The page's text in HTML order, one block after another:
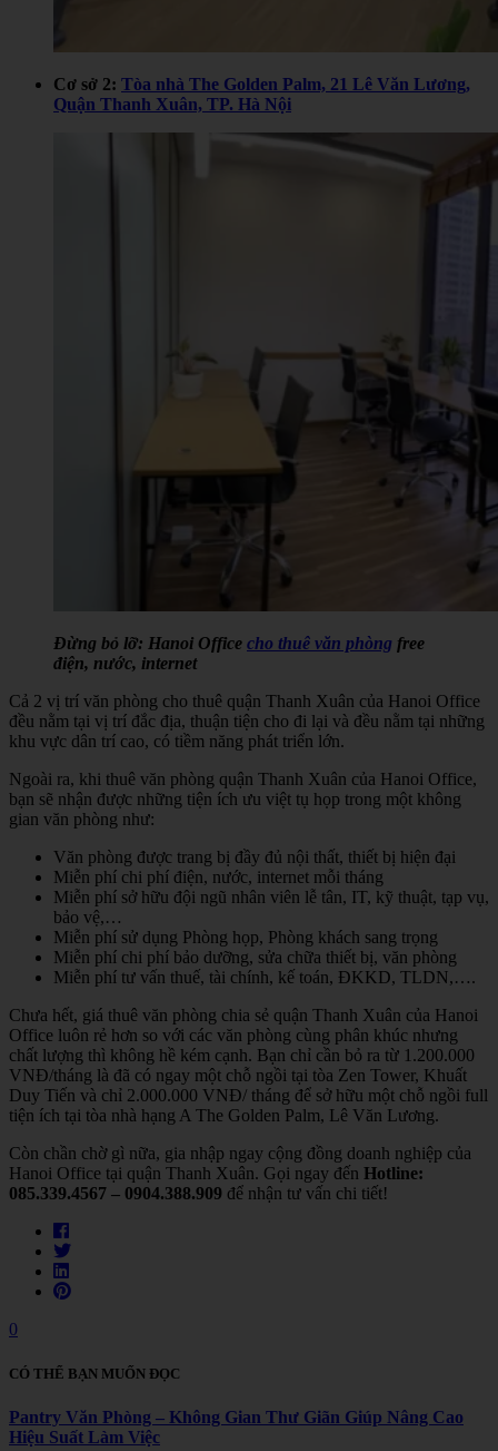
Cơ sở 2: Tòa nhà The Golden Palm, 21 Lê Văn Lương,
Quận Thanh Xuân, TP. Hà Nội
Đừng bỏ lỡ: Hanoi Office cho thuê văn phòng free
điện, nước, internet
Cả 2 vị trí văn phòng cho thuê quận Thanh Xuân của Hanoi Office
đều nằm tại vị trí đắc địa, thuận tiện cho đi lại và đều nằm tại những
khu vực dân trí cao, có tiềm năng phát triển lớn.
Ngoài ra, khi thuê văn phòng quận Thanh Xuân của Hanoi Office,
bạn sẽ nhận được những tiện ích ưu việt tụ họp trong một không
gian văn phòng như:
Văn phòng được trang bị đầy đủ nội thất, thiết bị hiện đại
Miễn phí chi phí điện, nước, internet mỗi tháng
Miễn phí sở hữu đội ngũ nhân viên lễ tân, IT, kỹ thuật, tạp vụ,
bảo vệ,…
Miễn phí sử dụng Phòng họp, Phòng khách sang trọng
Miễn phí chi phí bảo dưỡng, sửa chữa thiết bị, văn phòng
Miễn phí tư vấn thuế, tài chính, kế toán, ĐKKD, TLDN,….
Chưa hết, giá thuê văn phòng chia sẻ quận Thanh Xuân của Hanoi
Office luôn rẻ hơn so với các văn phòng cùng phân khúc nhưng
chất lượng thì không hề kém cạnh. Bạn chỉ cần bỏ ra từ 1.200.000
VNĐ/tháng là đã có ngay một chỗ ngồi tại tòa Zen Tower, Khuất
Duy Tiến và chỉ 2.000.000 VNĐ/ tháng để sở hữu một chỗ ngồi full
tiện ích tại tòa nhà hạng A The Golden Palm, Lê Văn Lương.
Còn chần chờ gì nữa, gia nhập ngay cộng đồng doanh nghiệp của
Hanoi Office tại quận Thanh Xuân. Gọi ngay đến Hotline:
085.339.4567 – 0904.388.909 để nhận tư vấn chi tiết!
0
CÓ THỂ BẠN MUỐN ĐỌC
Pantry Văn Phòng – Không Gian Thư Giãn Giúp Nâng Cao
Hiệu Suất Làm Việc